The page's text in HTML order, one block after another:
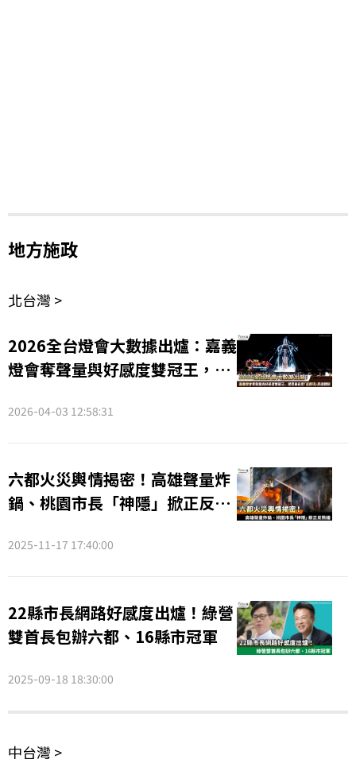
地方施政
北台灣 >
2026全台燈會大數據出爐：嘉義
燈會奪聲量與好感度雙冠王，民
2026-04-03 12:58:31
六都火災輿情揭密！高雄聲量炸
鍋、桃園市長「神隱」掀正反熱
2025-11-17 17:40:00
22縣市長網路好感度出爐！綠營
雙首長包辦六都、16縣市冠軍
2025-09-18 18:30:00
中台灣 >